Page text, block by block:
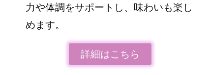
力や体調をサポートし、味わいも楽し
めます。
詳細はこちら